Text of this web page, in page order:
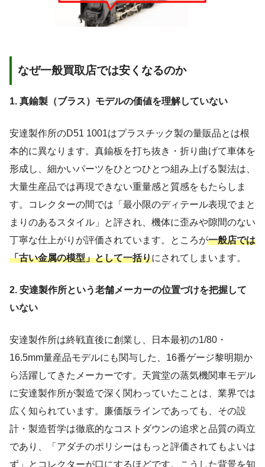
なぜ一般買取店では安くなるのか
1. 真鍮製（ブラス）モデルの価値を理解していない
安達製作所のD51 1001はプラスチック製の量販品とは根
本的に異なります。真鍮板を打ち抜き・折り曲げて車体を
形成し、細かいパーツをひとつひとつ組み上げる製法は、
大量生産品では再現できない重量感と質感をもたらしま
す。コレクターの間では「最小限のディテール表現でまと
まりのあるスタイル」と評され、機体に歪みや隙間のない
丁寧な仕上がりが評価されています。ところが一般店では
「古い金属の模型」として一括りにされてしまいます。
2. 安達製作所という老舗メーカーの位置づけを把握して
いない
安達製作所は終戦直後に創業し、日本最初の1/80・
16.5mm量産品モデルにも関与した、16番ゲージ黎明期か
ら活躍してきたメーカーです。天賞堂の蒸気機関車モデル
に安達製作所が製造で深く関わっていたことは、業界では
広く知られています。廉価版ラインであっても、その設
計・製造哲学は徹底的なコストダウンの追求と品質の両立
であり、「アダチのポリシーはもっと評価されてもよいは
ず」とコレクターが口にするほどです。こうした背景を知